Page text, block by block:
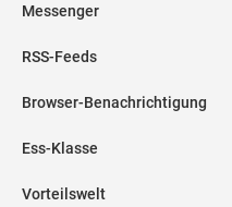
Messenger
RSS-Feeds
Browser-Benachrichtigung
Ess-Klasse
Vorteilswelt